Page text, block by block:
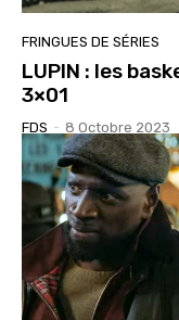
FRINGUES DE SÉRIES
LUPIN : les
3×01
FDS - 8 Octobre 2023